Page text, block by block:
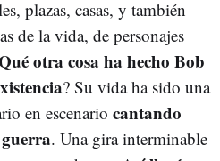
plazas, casas, y también
de la vida, de personajes
otra cosa ha hecho Bob
? Su vida ha sido una
en escenario cantando
. Una gira interminable